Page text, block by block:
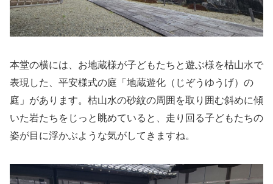
本堂の横には、お地蔵様が子どもたちと遊ぶ様を枯山水で
表現した、平安様式の庭「地蔵遊化（じぞうゆうげ）の
庭」があります。枯山水の砂紋の周囲を取り囲む斜めに傾
いた岩たちをじっと眺めていると、走り回る子どもたちの
姿が目に浮かぶような気がしてきますね。